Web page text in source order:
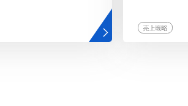
売上戦略